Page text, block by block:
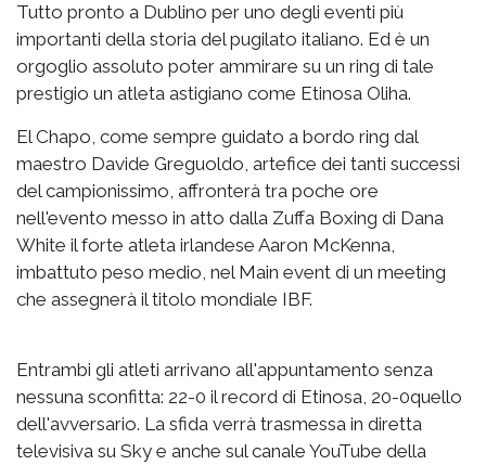
Tutto pronto a Dublino per uno degli eventi più
importanti della storia del pugilato italiano. Ed è un
orgoglio assoluto poter ammirare su un ring di tale
prestigio un atleta astigiano come Etinosa Oliha.
El Chapo, come sempre guidato a bordo ring dal
maestro Davide Greguoldo, artefice dei tanti successi
del campionissimo, affronterà tra poche ore
nell'evento messo in atto dalla Zuffa Boxing di Dana
White il forte atleta irlandese Aaron McKenna,
imbattuto peso medio, nel Main event di un meeting
che assegnerà il titolo mondiale IBF.
Entrambi gli atleti arrivano all'appuntamento senza
nessuna sconfitta: 22-0 il record di Etinosa, 20-0quello
dell'avversario. La sfida verrà trasmessa in diretta
televisiva su Sky e anche sul canale YouTube della